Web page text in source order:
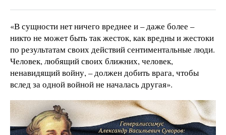
«В сущности нет ничего вреднее и – даже более –
никто не может быть так жесток, как вредны и жестоки
по результатам своих действий сентиментальные люди.
Человек, любящий своих ближних, человек,
ненавидящий войну, – должен добить врага, чтобы
вслед за одной войной не началась другая».